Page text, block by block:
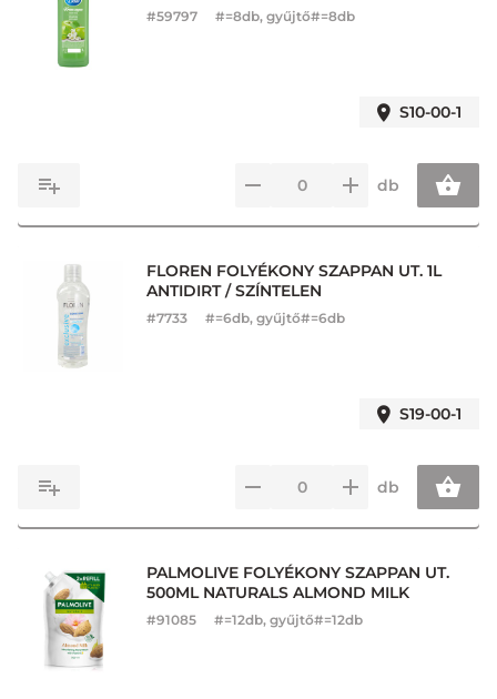
#59797 #=8db, gyűjtő#=8db
S10-00-1
db
FLOREN FOLYÉKONY SZAPPAN UT. 1L
ANTIDIRT / SZÍNTELEN
#7733 #=6db, gyűjtő#=6db
S19-00-1
db
PALMOLIVE FOLYÉKONY SZAPPAN UT.
500ML NATURALS ALMOND MILK
#91085 #=12db, gyűjtő#=12db